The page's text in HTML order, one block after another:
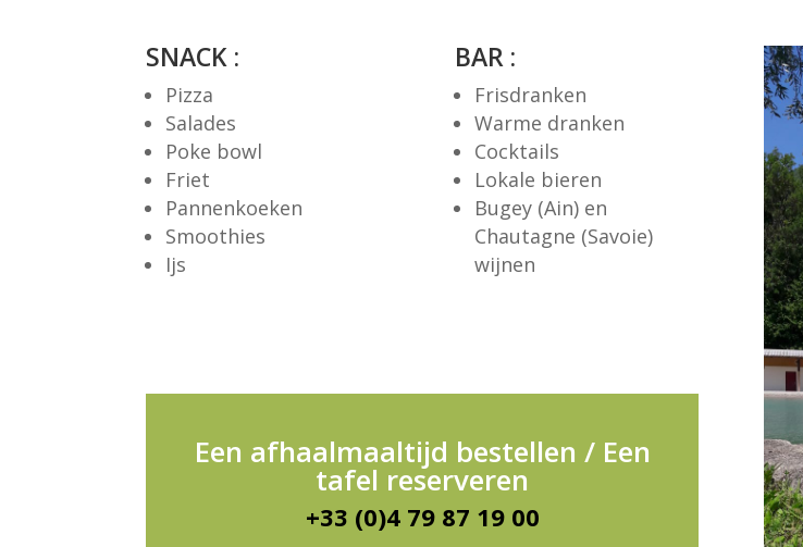
SNACK :
Pizza
Salades
Poke bowl
Friet
Pannenkoeken
Smoothies
Ijs
BAR :
Frisdranken
Warme dranken
Cocktails
Lokale bieren
Bugey (Ain) en
Chautagne (Savoie)
wijnen
Een afhaalmaaltijd bestellen / Een
tafel reserveren
+33 (0)4 79 87 19 00